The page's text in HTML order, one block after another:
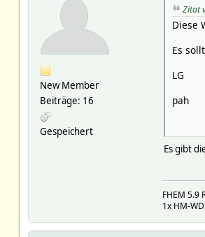
Sets
New Member
Beiträge: 16
Gespeichert
Zitat
Diese
Es
LG
pah
Es gibt
FHEM 5.9
1x HM-